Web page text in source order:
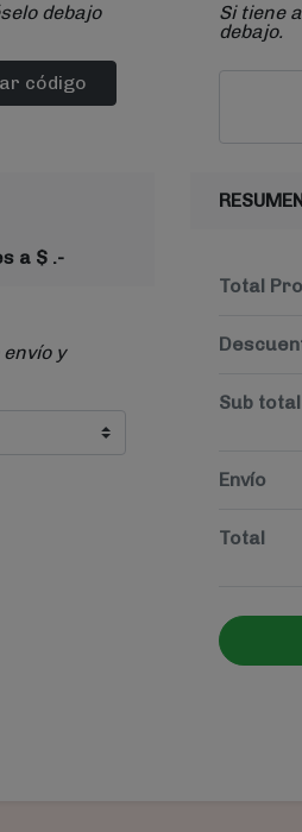
debajo
código
a $ .-
y
Si tiene
debajo.
Total
Sub total
Envío
Total